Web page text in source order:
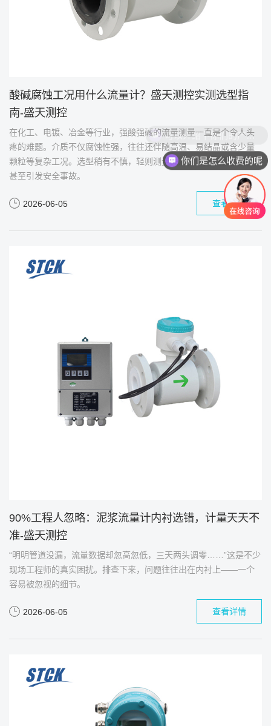
酸碱腐蚀工况用什么流量计？盛天测控实测选型指
南-盛天测控
在化工、电镀、冶金等行业，强酸强碱的流量测量一直是个令人头
疼的难题。介质不仅腐蚀性强，往往还伴随高温、易结晶或含少量
颗粒等复杂工况。选型稍有不慎，轻则测量失准，重则仪表报废，
甚至引发安全事故。
2026-06-05 查看详情
90%工程人忽略：泥浆流量计内衬选错，计量天天不
准-盛天测控
“明明管道没漏，流量数据却忽高忽低，三天两头调零……”这是不少
现场工程师的真实困扰。排查下来，问题往往出在内衬上——一个
容易被忽视的细节。
2026-06-05 查看详情
你们是怎么收费的呢